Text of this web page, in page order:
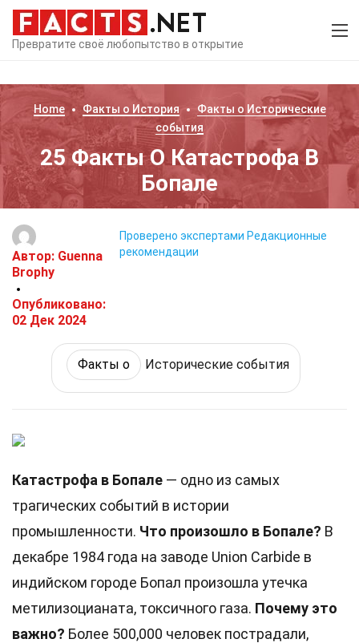
Превратите своё любопытство в открытие
Home Факты о История Факты о Исторические
события
25 Факты О Катастрофа В
Бопале
Автор: Guenna
Brophy
Опубликовано:
02 Дек 2024
Проверено экспертами Редакционные
рекомендации
Факты о Исторические события
Катастрофа в Бопале — одно из самых
трагических событий в истории
промышленности. Что произошло в Бопале? В
декабре 1984 года на заводе Union Carbide в
индийском городе Бопал произошла утечка
метилизоцианата, токсичного газа. Почему это
важно? Более 500,000 человек пострадали,